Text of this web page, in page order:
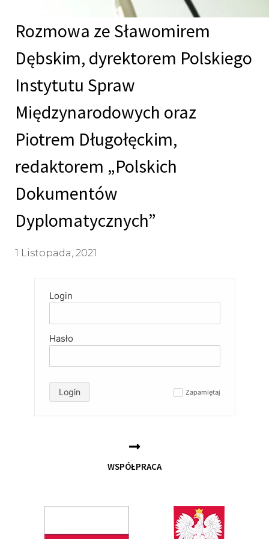
Rozmowa ze Sławomirem
Dębskim, dyrektorem Polskiego
Instytutu Spraw
Międzynarodowych oraz
Piotrem Długołęckim,
redaktorem „Polskich
Dokumentów
Dyplomatycznych”
1 Listopada, 2021
Login
Hasło
Zapamiętaj
Login
WSPÓŁPRACA